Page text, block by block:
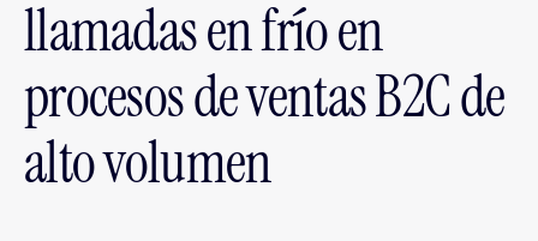
llamadas en frío en
procesos de ventas B2C de
alto volumen